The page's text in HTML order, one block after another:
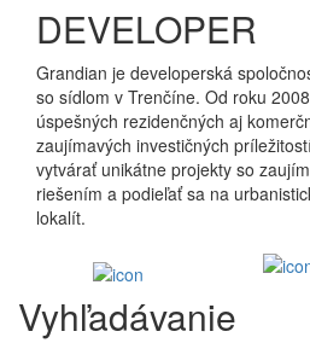
DEVELOPER
Grandian je developerská
so sídlom v Trenčíne. Od roku
úspešných rezidenčných aj
zaujímavých investičných
vytvárať unikátne projekty so
riešením a podieľať sa na
lokalít.
Vyhľadávanie